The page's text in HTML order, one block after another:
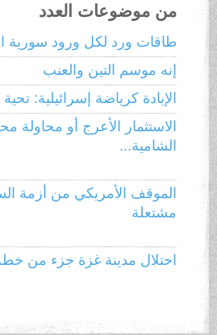
من موضوعات العدد
طاقات ورد لكل ورود سورية
إنه موسم التين والعنب
الإبادة كرياضة إسرائيلية: تحية
الاستثمار الأعرج أو محاولة محوٍ
الشامية...
الموقف الأمريكي من أزمة
مشتعلة
احتلال مدينة غزة جزء من خطة